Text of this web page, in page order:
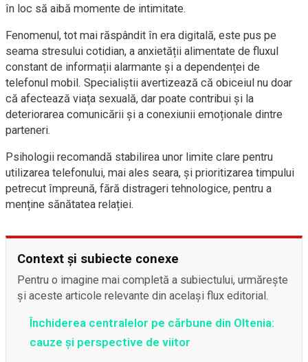
în loc să aibă momente de intimitate.
Fenomenul, tot mai răspândit în era digitală, este pus pe
seama stresului cotidian, a anxietății alimentate de fluxul
constant de informații alarmante și a dependenței de
telefonul mobil. Specialiștii avertizează că obiceiul nu doar
că afectează viața sexuală, dar poate contribui și la
deteriorarea comunicării și a conexiunii emoționale dintre
parteneri.
Psihologii recomandă stabilirea unor limite clare pentru
utilizarea telefonului, mai ales seara, și prioritizarea timpului
petrecut împreună, fără distrageri tehnologice, pentru a
menține sănătatea relației.
Context și subiecte conexe
Pentru o imagine mai completă a subiectului, urmărește
și aceste articole relevante din același flux editorial.
Închiderea centralelor pe cărbune din Oltenia:
cauze și perspective de viitor